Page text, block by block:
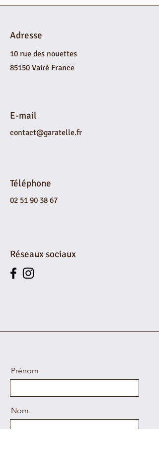
Adresse
10 rue des nouettes
85150 Vairé France
E-mail
contact@garatelle.fr
Téléphone
02 51 90 38 67
Réseaux sociaux
Prénom
Nom